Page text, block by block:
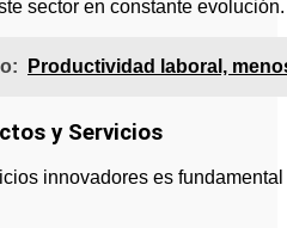
sector en constante evolución.
Productividad laboral,
y Servicios
innovadores es